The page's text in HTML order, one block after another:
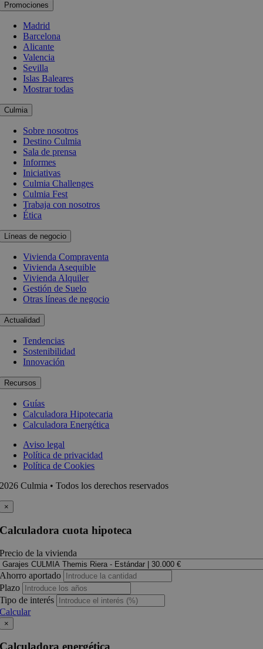
Promociones
Madrid
Barcelona
Alicante
Valencia
Sevilla
Islas Baleares
Mostrar todas
Culmia
Sobre nosotros
Destino Culmia
Sala de prensa
Informes
Iniciativas
Culmia Challenges
Culmia Fest
Trabaja con nosotros
Ética
Líneas de negocio
Vivienda Compraventa
Vivienda Asequible
Vivienda Alquiler
Gestión de Suelo
Otras líneas de negocio
Actualidad
Tendencias
Sostenibilidad
Innovación
Recursos
Guías
Calculadora Hipotecaria
Calculadora Energética
Aviso legal
Política de privacidad
Política de Cookies
2026 Culmia • Todos los derechos reservados
×
Calculadora cuota hipoteca
Precio de la vivienda
Ahorro aportado
Plazo
Tipo de interés
Calcular
×
Calculadora energética